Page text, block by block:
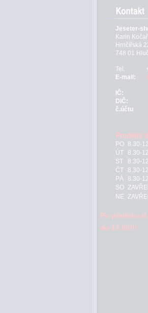
Jeseter-
Karin
Hrnčířská
748 01
Tel:
E-mail:
IČ:
DIČ:
č.účtu
PO 8.30-
ÚT
8.30-
ST
8.30-
ČT
8.30-
PÁ
8.30-
SO
NE
Po
do 17.00!!!